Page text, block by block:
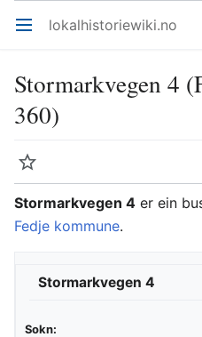
Åpne hovedmenyen lokalhistoriewiki.no
Stormarkvegen 4
360)
Overvåk
Stormarkvegen 4 er ein
Fedje kommune.
Stormarkvegen 4
Sokn: